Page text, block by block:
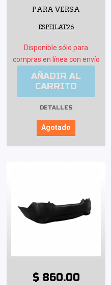
PARA VERSA
ESPEJLAT26
Disponible sólo para
compras en línea con envío
AÑADIR AL
CARRITO
DETALLES
Agotado
$ 860.00